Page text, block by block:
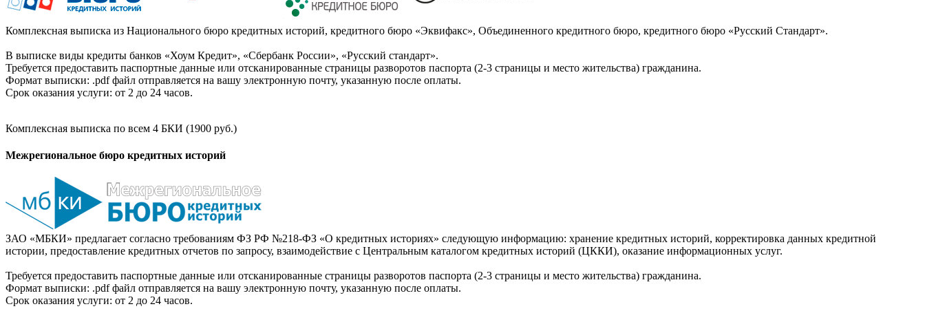
Комплексная выписка из Национального бюро кредитных историй, кредитного бюро «Эквифакс», Объединенного кредитного бюро, кредитного бюро «Русский Стандарт».
В выписке виды кредиты банков «Хоум Кредит», «Сбербанк России», «Русский стандарт».
Требуется предоставить паспортные данные или отсканированные страницы разворотов паспорта (2-3 страницы и место жительства) гражданина.
Формат выписки: .pdf файл отправляется на вашу электронную почту, указанную после оплаты.
Срок оказания услуги: от 2 до 24 часов.
Комплексная выписка по всем 4 БКИ (1900 руб.)
Межрегиональное бюро кредитных историй
ЗАО «МБКИ» предлагает согласно требованиям ФЗ РФ №218-ФЗ «О кредитных историях» следующую информацию: хранение кредитных историй, корректировка данных кредитной
истории, предоставление кредитных отчетов по запросу, взаимодействие с Центральным каталогом кредитных историй (ЦККИ), оказание информационных услуг.
Требуется предоставить паспортные данные или отсканированные страницы разворотов паспорта (2-3 страницы и место жительства) гражданина.
Формат выписки: .pdf файл отправляется на вашу электронную почту, указанную после оплаты.
Срок оказания услуги: от 2 до 24 часов.